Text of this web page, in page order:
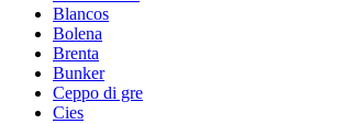
Blancos
Bolena
Brenta
Bunker
Ceppo di gre
Cies